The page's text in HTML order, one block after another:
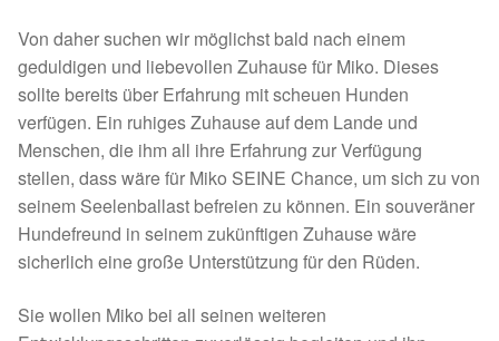
Schutzgebühr
Unsere Notnasen
Notnasen in Deutschland
Notnasen noch im Ausland
Von daher suchen wir möglichst bald nach einem
geduldigen und liebevollen Zuhause für Miko. Dieses
sollte bereits über Erfahrung mit scheuen Hunden
verfügen. Ein ruhiges Zuhause auf dem Lande und
Menschen, die ihm all ihre Erfahrung zur Verfügung
stellen, dass wäre für Miko SEINE Chance, um sich zu von
seinem Seelenballast befreien zu können. Ein souveräner
Hundefreund in seinem zukünftigen Zuhause wäre
sicherlich eine große Unterstützung für den Rüden.
Sie wollen Miko bei all seinen weiteren